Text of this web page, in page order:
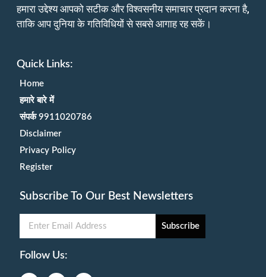
हमारा उद्देश्य आपको सटीक और विश्वसनीय समाचार प्रदान करना है,
ताकि आप दुनिया के गतिविधियों से सबसे आगाह रह सकें।
Quick Links:
Home
हमारे बारे में
संपर्क 9911020786
Disclaimer
Privacy Policy
Register
Subscribe To Our Best Newsletters
Subscribe
Follow Us: